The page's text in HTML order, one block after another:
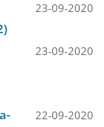
23-09-2020
23-09-2020
22-09-2020